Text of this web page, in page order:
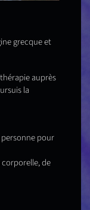
grecque et
auprès
la
pour
corporelle, de